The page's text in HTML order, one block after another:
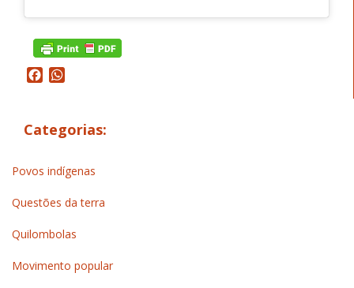
Facebook
Categorias:
Povos indígenas
Questões da terra
Quilombolas
Movimento popular